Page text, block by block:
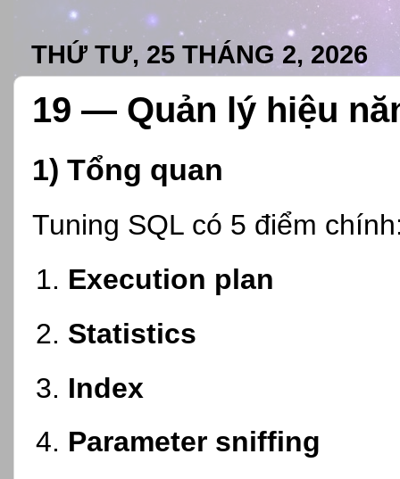
THỨ TƯ, 25 THÁNG 2, 2026
19 — Quản lý hiệu
1) Tổng quan
Tuning SQL có 5 điểm
Execution plan
Statistics
Index
Parameter sniffing